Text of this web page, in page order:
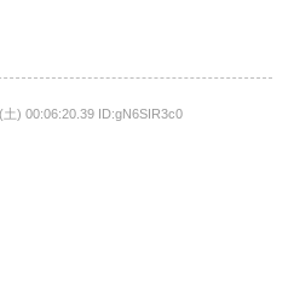
土) 00:06:20.39 ID:gN6SIR3c0